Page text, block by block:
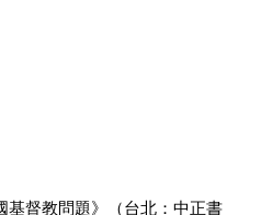
基督教問題》（台北：中正書